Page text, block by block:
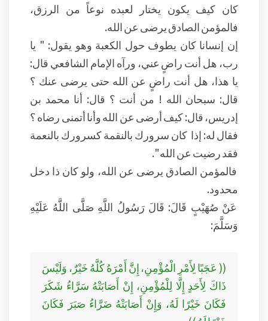
كان كيف يكون يختار لعبده نوعاً من الرزق،
فالمؤمن الصادق يرضى عن الله.
إن إنسانا كان يطوف حول الكعبة وهو يقول: " يا
رب، هل أنت راضٍ عني، ورآه الإمام الشافعي قال:
يا هذا، هل أنت راضٍ عن الله حتى يرضى عنك ؟
قال: سبحان الله ! من أنت ؟ قال: أنا محمد بن
إدريس، قال: كيف أرضى عن الله وأنا أتمنى رضاه ؟
فقال له: إذا كان سرورك بالنقمة كسرورك بالنعمة
فقد رضيت عن الله ".
فالمؤمن الصادق يرضى عن الله، ولو كان ذا دخل
محدود.
عَنْ صُهَيْبٍ قَالَ: قَالَ رَسُولُ اللَّهِ صَلَّى اللَّهُ عَلَيْهِ
وَسَلَّمَ:
(( عَجَبًا لِأَمْرِ الْمُؤْمِنِ، إِنَّ أَمْرَهُ كُلَّهُ خَيْرٌ، وَلَيْسَ
ذَاكَ لِأَحَدٍ إِلَّا لِلْمُؤْمِنِ، إِنْ أَصَابَتْهُ سَرَّاءُ شَكَرَ
فَكَانَ خَيْرًا لَهُ، وَإِنْ أَصَابَتْهُ ضَرَّاءُ صَبَرَ فَكَانَ